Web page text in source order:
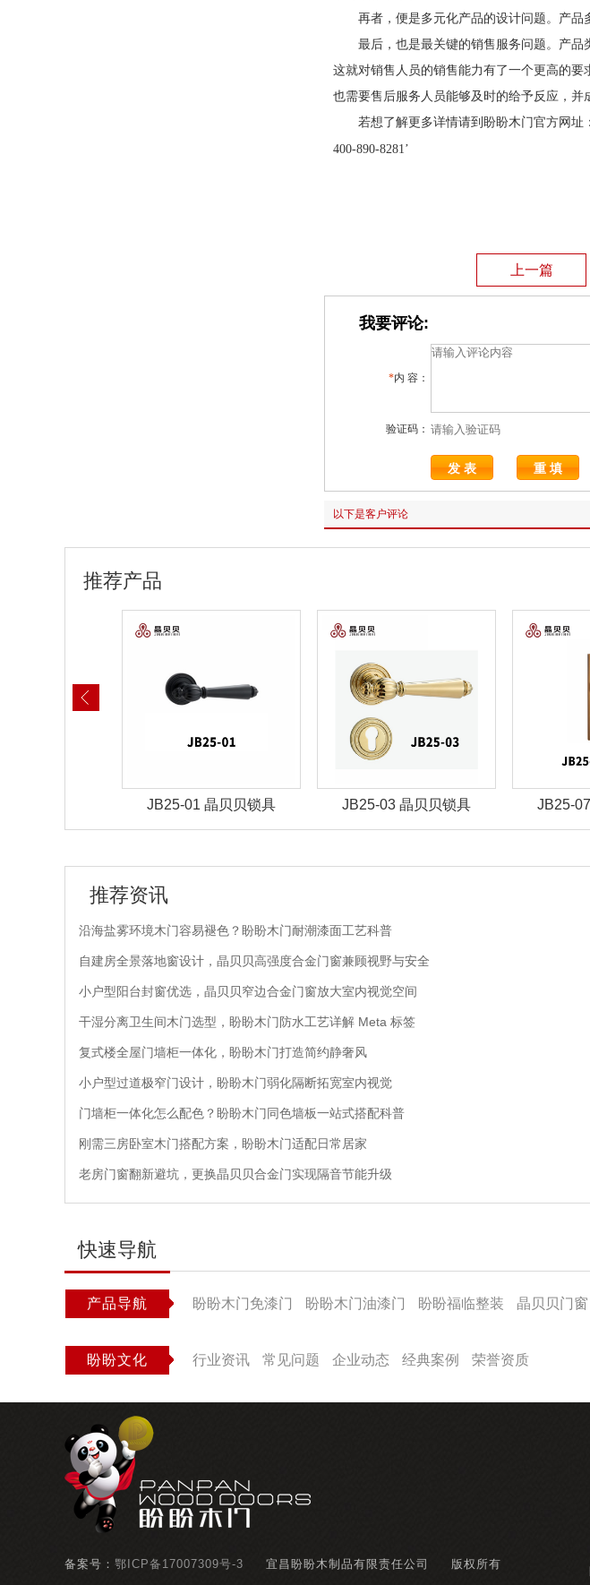
再者，便是多元化产品的设计问题。产品
最后，也是最关键的销售服务问题。产品
这就对销售人员的销售能力有了一个更高的要
也需要售后服务人员能够及时的给予反应，并
若想了解更多详情请到盼盼木门官方网址：
400-890-8281’
上一篇
我要评论:
*内 容：
验证码：
以下是客户评论
推荐产品
JB25-03 晶贝贝锁具 JB25-07 晶贝贝锁具 JBZ-30
推荐资讯
沿海盐雾环境木门容易褪色？盼盼木门耐潮漆面工艺科普
自建房全景落地窗设计，晶贝贝高强度合金门窗兼顾视野与安全
小户型阳台封窗优选，晶贝贝窄边合金门窗放大室内视觉空间
干湿分离卫生间木门选型，盼盼木门防水工艺详解 Meta 标签
复式楼全屋门墙柜一体化，盼盼木门打造简约静奢风
小户型过道极窄门设计，盼盼木门弱化隔断拓宽室内视觉
门墙柜一体化怎么配色？盼盼木门同色墙板一站式搭配科普
刚需三房卧室木门搭配方案，盼盼木门适配日常居家
老房门窗翻新避坑，更换晶贝贝合金门实现隔音节能升级
快速导航
产品导航 盼盼木门免漆门 盼盼木门油漆门 盼盼福临整装 晶贝贝门窗
盼盼文化 行业资讯 常见问题 企业动态 经典案例 荣誉资质
备案号： 鄂ICP备17007309号-3 宜昌盼盼木制品有限责任公司 版权所有